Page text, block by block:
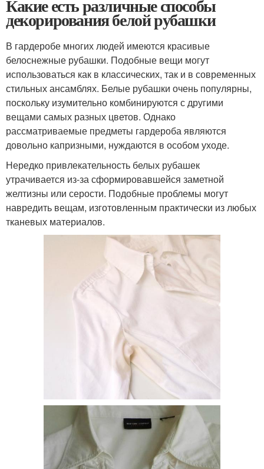
Какие есть различные способы
декорирования белой рубашки
В гардеробе многих людей имеются красивые
белоснежные рубашки. Подобные вещи могут
использоваться как в классических, так и в современных
стильных ансамблях. Белые рубашки очень популярны,
поскольку изумительно комбинируются с другими
вещами самых разных цветов. Однако
рассматриваемые предметы гардероба являются
довольно капризными, нуждаются в особом уходе.
Нередко привлекательность белых рубашек
утрачивается из-за сформировавшейся заметной
желтизны или серости. Подобные проблемы могут
навредить вещам, изготовленным практически из любых
тканевых материалов.